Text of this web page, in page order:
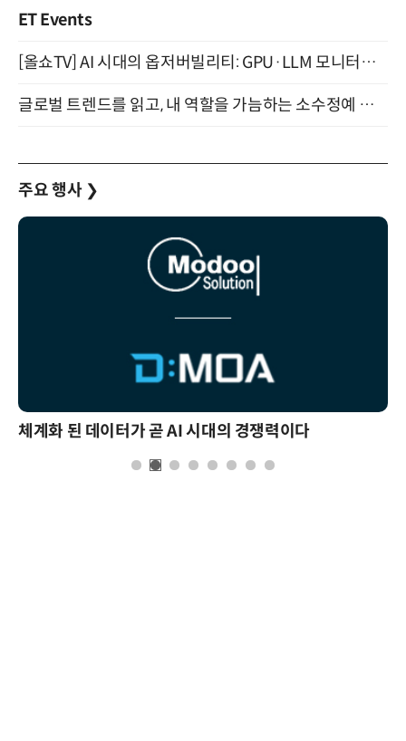
ET Events
[올쇼TV] AI 시대의 옵저버빌리티: GPU·LLM 모니터링부터 AI 기반 장애 대응까지 (8/11 생방송)
글로벌 트렌드를 읽고, 내 역할을 가늠하는 소수정예 실습 워크숍 (8/28)
주요 행사 ❯
쟁력이다 현업에서 바로 쓰는 "하네스 엔지